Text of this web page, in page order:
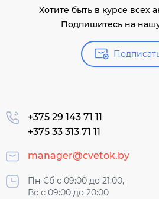
Хотите быть в курсе всех
Подпишитесь на
+375 29 143 71 11
+375 33 313 71 11
manager@cvetok.by
Пн-Сб с 09:00 до 21:00,
Вс с 09:00 до 20:00